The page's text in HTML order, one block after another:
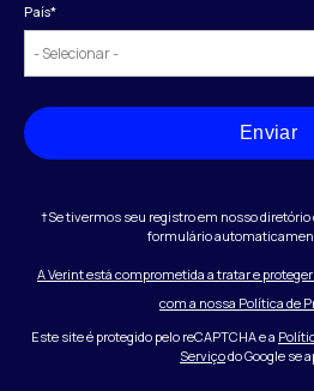
País*
Enviar
†Se tivermos seu registro em nosso
formulário
A Verint está comprometida a tratar e
com a nossa Política de
Este site é protegido pelo reCAPTCHA e a
Serviçodo Google se